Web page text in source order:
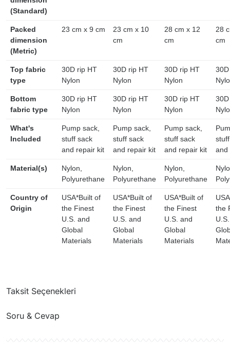
(Standard)
Packed
dimension
(Metric)
23 cm x 9 cm
23 cm x 10
cm
28 cm x 12
cm
28
cm
Top fabric
type
30D rip HT
Nylon
30D rip HT
Nylon
30D rip HT
Nylon
Bottom
fabric type
30D rip HT
Nylon
30D rip HT
Nylon
30D rip HT
Nylon
What's
Included
Pump sack,
stuff sack
and repair kit
Pump sack,
stuff sack
and repair kit
Pump sack,
stuff sack
and repair kit
and
Material(s)
Nylon,
Polyurethane
Nylon,
Polyurethane
Nylon,
Polyurethane
Country of
Origin
USA*Built of
the Finest
U.S. and
Global
Materials
USA*Built of
the Finest
U.S. and
Global
Materials
USA*Built of
the Finest
U.S. and
Global
Materials
the
Taksit Seçenekleri
Soru & Cevap